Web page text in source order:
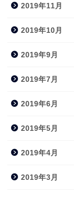
2019年11月
2019年10月
2019年9月
2019年7月
2019年6月
2019年5月
2019年4月
2019年3月